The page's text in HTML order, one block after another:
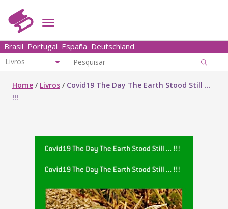
Brasil Portugal España Deutschland
Home / Livros / Covid19 The Day The Earth Stood Still ...
!!!